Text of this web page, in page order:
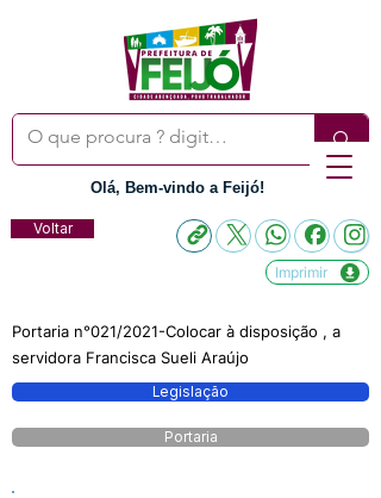
Olá, Bem-vindo a Feijó!
Voltar
Imprimir
Portaria n°021/2021-Colocar à disposição , a
servidora Francisca Sueli Araújo
Legislação
Portaria